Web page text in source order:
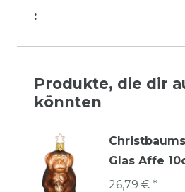
:
Produkte, die dir
könnten
Glas Affe
26,79 € *